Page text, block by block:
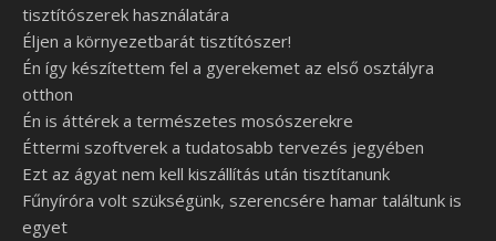
tisztítószerek használatára
Éljen a környezetbarát tisztítószer!
Én így készítettem fel a gyerekemet az első osztályra
otthon
Én is áttérek a természetes mosószerekre
Éttermi szoftverek a tudatosabb tervezés jegyében
Ezt az ágyat nem kell kiszállítás után tisztítanunk
Fűnyíróra volt szükségünk, szerencsére hamar találtunk is
egyet